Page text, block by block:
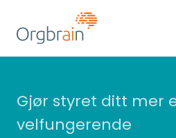
Gjør styret ditt mer
velfungerende